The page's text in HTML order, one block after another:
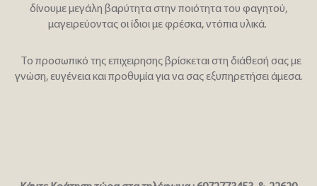
δίνουμε μεγάλη βαρύτητα στην ποιότητα του φαγητού,
μαγειρεύοντας οι ίδιοι με φρέσκα, ντόπια υλικά.
Το προσωπικό της επιχειρησης βρίσκεται στη διάθεσή σας με
γνώση, ευγένεια και προθυμία για να σας εξυπηρετήσει άμεσα.